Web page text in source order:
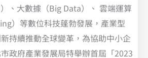
、大數據（Big Data）、 雲端運算
）等數位科技蓬勃發展，產業型
持續推動全球變革，為協助中小企
政府產業發展局特舉辦首屆「2023